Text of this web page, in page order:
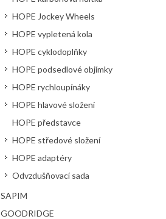
HOPE Jockey Wheels
HOPE vypletená kola
HOPE cyklodoplňky
HOPE podsedlové objímky
HOPE rychloupínáky
HOPE hlavové složení
HOPE představce
HOPE středové složení
HOPE adaptéry
Odvzdušňovací sada
SAPIM
GOODRIDGE